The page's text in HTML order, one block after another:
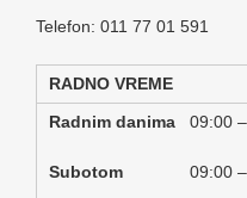
Telefon: 011 77 01 591
RADNO VREME
Radnim danima 09:00
Subotom 09:00